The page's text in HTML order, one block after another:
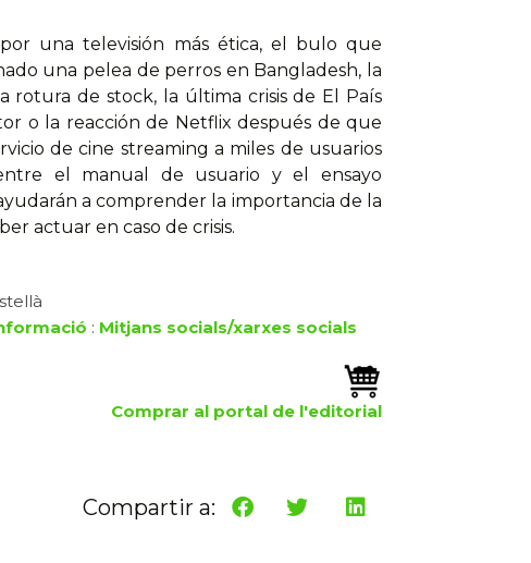
una televisión más ética, el bulo que
una pelea de perros en Bangladesh, la
de stock, la última crisis de El País
o la reacción de Netflix después de que
de cine streaming a miles de usuarios
el manual de usuario y el ensayo
a comprender la importancia de la
actuar en caso de crisis.
: Mitjans socials/xarxes socials
Comprar al portal de l'editorial
Compartir a: